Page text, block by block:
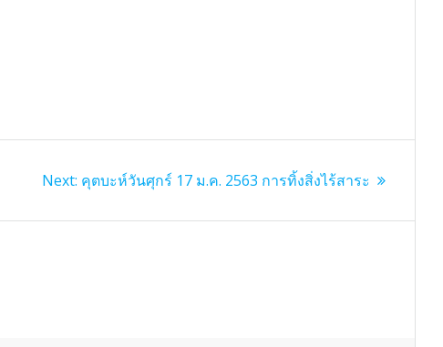
Next: Next
คุตบะห์วันศุกร์ 17 ม.ค. 2563 การทิ้งสิ่งไร้สาระ